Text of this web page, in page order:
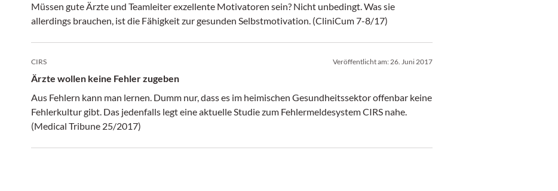
Müssen gute Ärzte und Teamleiter exzellente Motivatoren sein? Nicht unbedingt. Was sie
allerdings brauchen, ist die Fähigkeit zur gesunden Selbstmotivation. (CliniCum 7-8/17)
CIRS Veröffentlicht am:26. Juni 2017
Ärzte wollen keine Fehler zugeben
Aus Fehlern kann man lernen. Dumm nur, dass es im heimischen Gesundheitssektor offenbar keine
Fehlerkultur gibt. Das jedenfalls legt eine aktuelle Studie zum Fehlermeldesystem CIRS nahe.
(Medical Tribune 25/2017)